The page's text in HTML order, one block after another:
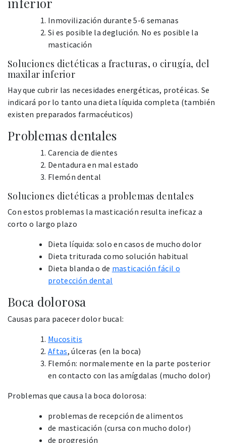
Inmovilización durante 5-6 semanas
Si es posible la deglución. No es posible la
masticación
Soluciones dietéticas a fracturas, o cirugía, del
maxilar inferior
Hay que cubrir las necesidades energéticas, protéicas. Se
indicará por lo tanto una dieta líquida completa (también
existen preparados farmacéuticos)
Problemas dentales
Carencia de dientes
Dentadura en mal estado
Flemón dental
Soluciones dietéticas a problemas dentales
Con estos problemas la masticación resulta ineficaz a
corto o largo plazo
Dieta líquida: solo en casos de mucho dolor
Dieta triturada como solución habitual
Dieta blanda o de masticación fácil o
protección dental
Boca dolorosa
Causas para pacecer dolor bucal:
Mucositis
Aftas, úlceras (en la boca)
Flemón: normalemente en la parte posterior
en contacto con las amígdalas (mucho dolor)
Problemas que causa la boca dolorosa:
problemas de recepción de alimentos
de masticación (cursa con mucho dolor)
de progresión